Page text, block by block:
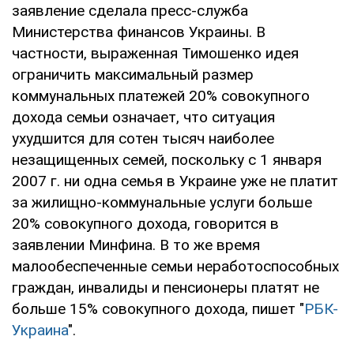
заявление сделала пресс-служба
Министерства финансов Украины. В
частности, выраженная Тимошенко идея
ограничить максимальный размер
коммунальных платежей 20% совокупного
дохода семьи означает, что ситуация
ухудшится для сотен тысяч наиболее
незащищенных семей, поскольку с 1 января
2007 г. ни одна семья в Украине уже не платит
за жилищно-коммунальные услуги больше
20% совокупного дохода, говорится в
заявлении Минфина. В то же время
малообеспеченные семьи неработоспособных
граждан, инвалиды и пенсионеры платят не
больше 15% совокупного дохода, пишет "РБК-
Украина".